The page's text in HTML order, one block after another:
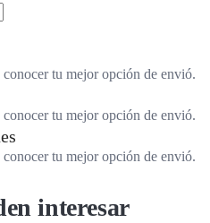
tu mejor opción de envió.
tu mejor opción de envió.
tu mejor opción de envió.
interesar